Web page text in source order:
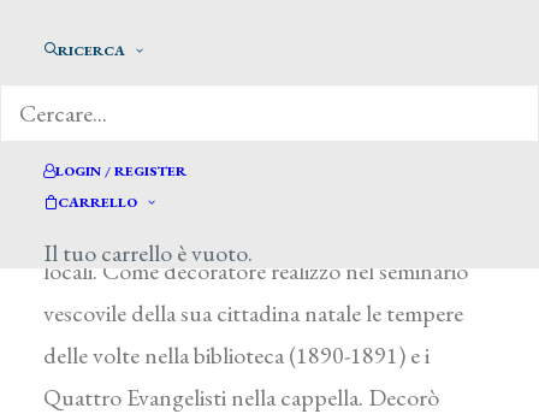
RICERCA
LOGIN / REGISTER
CARRELLO
Il tuo carrello è vuoto.
Pittore-decoratore poco documentato, studiò a
produzione di ritratti, marine e vedute urbane,
locali. Come decoratore realizzò nel seminario
vescovile della sua cittadina natale le tempere
delle volte nella biblioteca (1890-1891) e i
Quattro Evangelisti nella cappella. Decorò